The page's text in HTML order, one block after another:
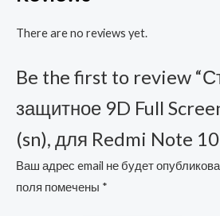
Note
5G
There are no reviews yet.
Be the first to review
защитное 9D Full
(sn), для Redmi Note 10
Ваш адрес email не будет
поля помечены *